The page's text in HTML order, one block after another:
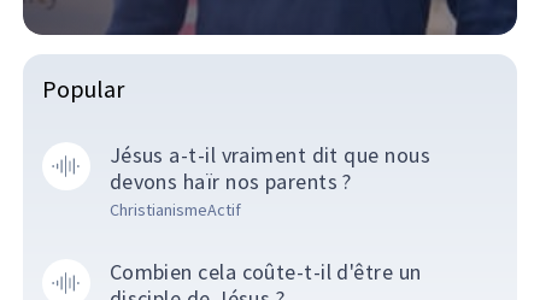
Popular
Jésus a-t-il vraiment dit que nous
devons haïr nos parents ?
ChristianismeActif
Combien cela coûte-t-il d'être un